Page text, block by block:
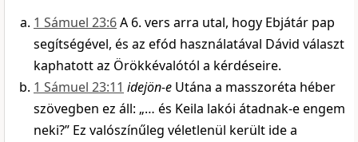
1 Sámuel 23:6A 6. vers arra utal, hogy Ebjátár pap
segítségével, és az efód használatával Dávid választ
kaphatott az Örökkévalótól a kérdéseire.
1 Sámuel 23:11 idejön-e Utána a masszoréta héber
szövegben ez áll: „… és Keila lakói átadnak-e engem
neki?” Ez valószínűleg véletlenül került ide a